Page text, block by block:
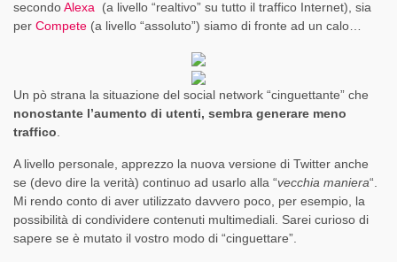
secondoAlexa (a livello “realtivo” su tutto il traffico Internet), sia
per Compete (a livello “assoluto”) siamo di fronte ad un calo…
Un pò strana la situazione del social network “cinguettante” che
nonostante l’aumento di utenti, sembra generare meno
traffico.
A livello personale, apprezzo la nuova versione di Twitter anche
se (devo dire la verità) continuo ad usarlo alla “vecchia maniera“.
Mi rendo conto di aver utilizzato davvero poco, per esempio, la
possibilità di condividere contenuti multimediali. Sarei curioso di
sapere se è mutato il vostro modo di “cinguettare”.